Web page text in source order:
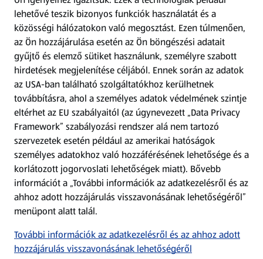
Fizetési lehetőségek
ALDI utalványok
Árcsökkentés
Adattörlő alkalmazás
Szervizpont
(új oldalon nyílik meg)
Fedezz fel minket az interneten!
Töltsd le az ALDI Magyarország applikációt!
lehetővé teszik bizonyos funkciók használatát és a
közösségi hálózatokon való megosztást. Ezen túlmenően,
az Ön hozzájárulása esetén az Ön böngészési adatait
gyűjtő és elemző sütiket használunk, személyre szabott
hirdetések megjelenítése céljából. Ennek során az adatok
az USA-ban található szolgáltatókhoz kerülhetnek
továbbításra, ahol a személyes adatok védelmének szintje
eltérhet az EU szabályaitól (az úgynevezett „Data Privacy
Framework” szabályozási rendszer alá nem tartozó
szervezetek esetén például az amerikai hatóságok
személyes adatokhoz való hozzáférésének lehetősége és a
korlátozott jogorvoslati lehetőségek miatt). Bővebb
információt a „További információk az adatkezelésről és az
ahhoz adott hozzájárulás visszavonásának lehetőségéről”
menüpont alatt talál.
További információk az adatkezelésről és az ahhoz adott
hozzájárulás visszavonásának lehetőségéről